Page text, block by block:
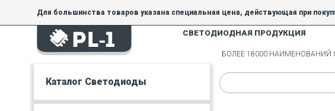
Для большинства товаров указана специальная цена, действующая при
товара.
На товары, купленные по специальной цене, общие скидки 5% и 10% не
СВЕТОДИОДНАЯ ПРОДУКЦИЯ
Каталог Светодиоды
БОЛЕЕ 18000